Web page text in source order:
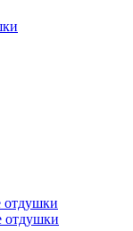
отдушки
отдушки